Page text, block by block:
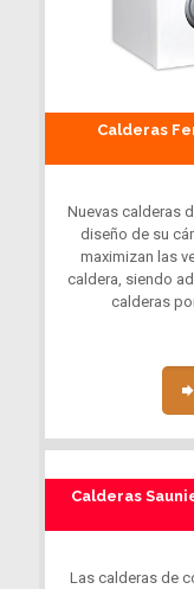
Calderas
Nuevas calderas
diseño de su
maximizan las
caldera, siendo
calderas
Calderas
Las calderas de